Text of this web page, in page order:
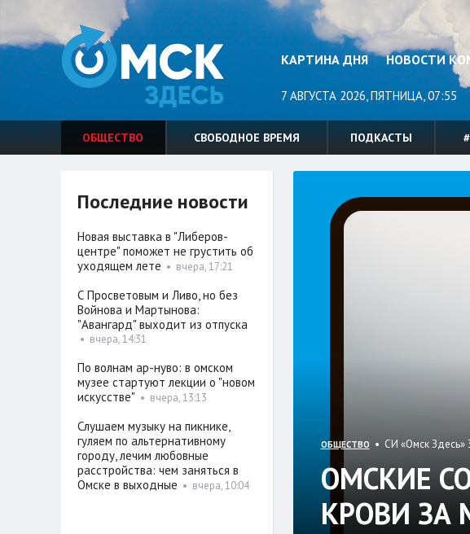
КАРТИНА ДНЯ НОВОСТИ
7 АВГУСТА 2026, ПЯТНИЦА, 07:55
ОБЩЕСТВО СВОБОДНОЕ ВРЕМЯ ПОДКАСТЫ
ОБЩЕСТВО • СИ «Омск Здесь»
ОМСКИЕ
КРОВИ ЗА
Последние новости
Новая выставка в "Либеров-
центре" поможет не грустить об
уходящем лете • вчера, 17:21
С Просветовым и Ливо, но без
Войнова и Мартынова:
"Авангард" выходит из отпуска
• вчера, 14:31
По волнам ар-нуво: в омском
музее стартуют лекции о "новом
искусстве" • вчера, 13:13
Слушаем музыку на пикнике,
гуляем по альтернативному
городу, лечим любовные
расстройства: чем заняться в
Омске в выходные • вчера, 10:04